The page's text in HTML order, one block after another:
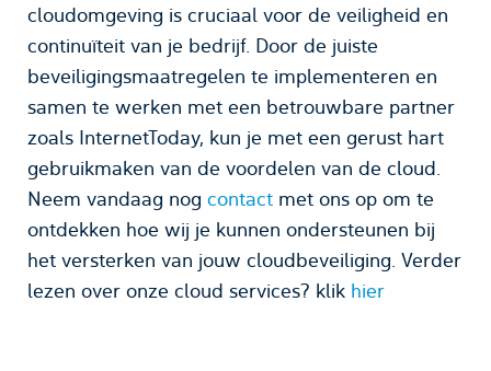
cloudomgeving is cruciaal voor de veiligheid en
continuïteit van je bedrijf. Door de juiste
beveiligingsmaatregelen te implementeren en
samen te werken met een betrouwbare partner
zoals InternetToday, kun je met een gerust hart
gebruikmaken van de voordelen van de cloud.
Neem vandaag nog contact met ons op om te
ontdekken hoe wij je kunnen ondersteunen bij
het versterken van jouw cloudbeveiliging. Verder
lezen over onze cloud services? klik hier